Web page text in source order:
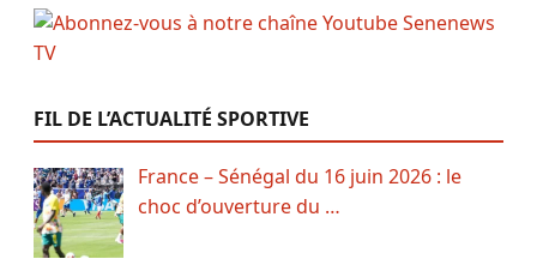
FIL DE L’ACTUALITÉ SPORTIVE
France – Sénégal du 16 juin 2026 : le
choc d’ouverture du …